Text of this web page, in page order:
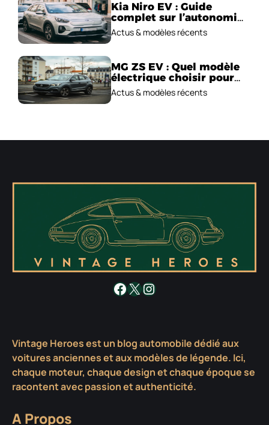
Kia Niro EV : Guide
complet sur l’autonomie
et le prix !
Actus & modèles récents
MG ZS EV : Quel modèle
électrique choisir pour
2026 ?
Actus & modèles récents
Facebook
X Instagram
Vintage Heroes est un blog automobile dédié aux
voitures anciennes et aux modèles de légende. Ici,
chaque moteur, chaque design et chaque époque se
racontent avec passion et authenticité.
A Propos